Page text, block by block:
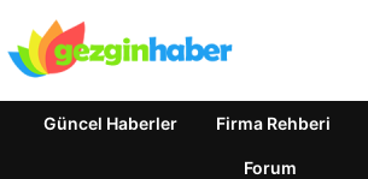
Güncel Haberler Firma Rehberi
Forum